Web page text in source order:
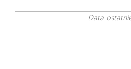
Data